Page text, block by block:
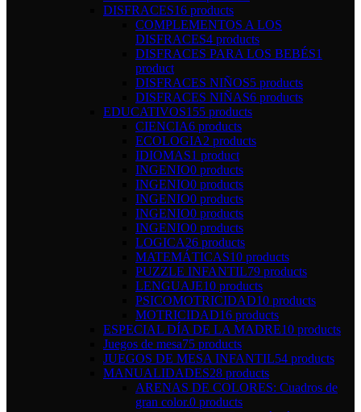
DISFRACES16 products
COMPLEMENTOS A LOS
DISFRACES4 products
DISFRACES PARA LOS BEBÉS1
product
DISFRACES NIÑOS5 products
DISFRACES NIÑAS6 products
EDUCATIVOS155 products
CIENCIA6 products
ECOLOGIA2 products
IDIOMAS1 product
INGENIO0 products
INGENIO0 products
INGENIO0 products
INGENIO0 products
INGENIO0 products
LOGICA26 products
MATEMÁTICAS10 products
PUZZLE INFANTIL79 products
LENGUAJE10 products
PSICOMOTRICIDAD10 products
MOTRICIDAD16 products
ESPECIAL DÍA DE LA MADRE10 products
Juegos de mesa75 products
JUEGOS DE MESA INFANTIL54 products
MANUALIDADES28 products
ARENAS DE COLORES: Cuadros de
gran color.0 products